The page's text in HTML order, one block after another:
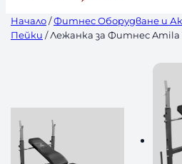
Начало/Фитнес Оборудване и
Пейки / Лежанка за Фитнес Amila